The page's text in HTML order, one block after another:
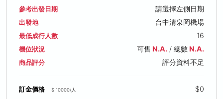
參考出發日期 請選擇左側日期
出發地 台中清泉岡機場
最低成行人數 16
機位狀況 可售 N.A./ 總數N.A.
商品評分 評分資料不足
訂金價格 $ 10000/人 $0